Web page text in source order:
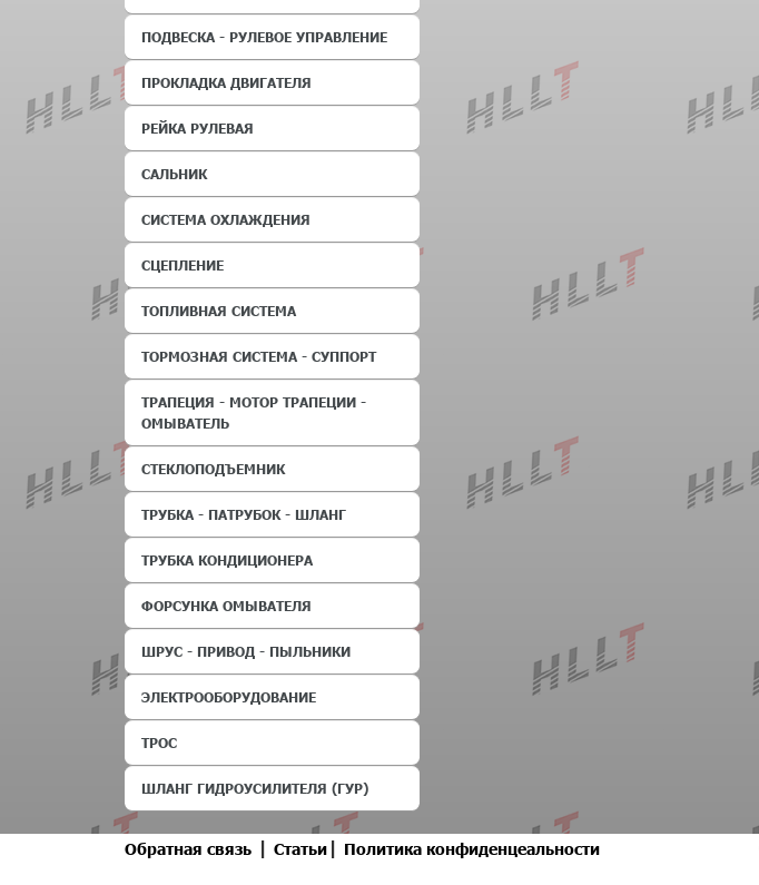
ПОДВЕСКА - РУЛЕВОЕ УПРАВЛЕНИЕ
ПРОКЛАДКА ДВИГАТЕЛЯ
РЕЙКА РУЛЕВАЯ
САЛЬНИК
СИСТЕМА ОХЛАЖДЕНИЯ
СЦЕПЛЕНИЕ
ТОПЛИВНАЯ СИСТЕМА
ТОРМОЗНАЯ СИСТЕМА - СУППОРТ
ТРАПЕЦИЯ - МОТОР ТРАПЕЦИИ -
ОМЫВАТЕЛЬ
СТЕКЛОПОДЪЕМНИК
ТРУБКА - ПАТРУБОК - ШЛАНГ
ТРУБКА КОНДИЦИОНЕРА
ФОРСУНКА ОМЫВАТЕЛЯ
ШРУС - ПРИВОД - ПЫЛЬНИКИ
ЭЛЕКТРООБОРУДОВАНИЕ
ТРОС
ШЛАНГ ГИДРОУСИЛИТЕЛЯ (ГУР)
Обратная связь | Статьи | Политика конфиденцеальности